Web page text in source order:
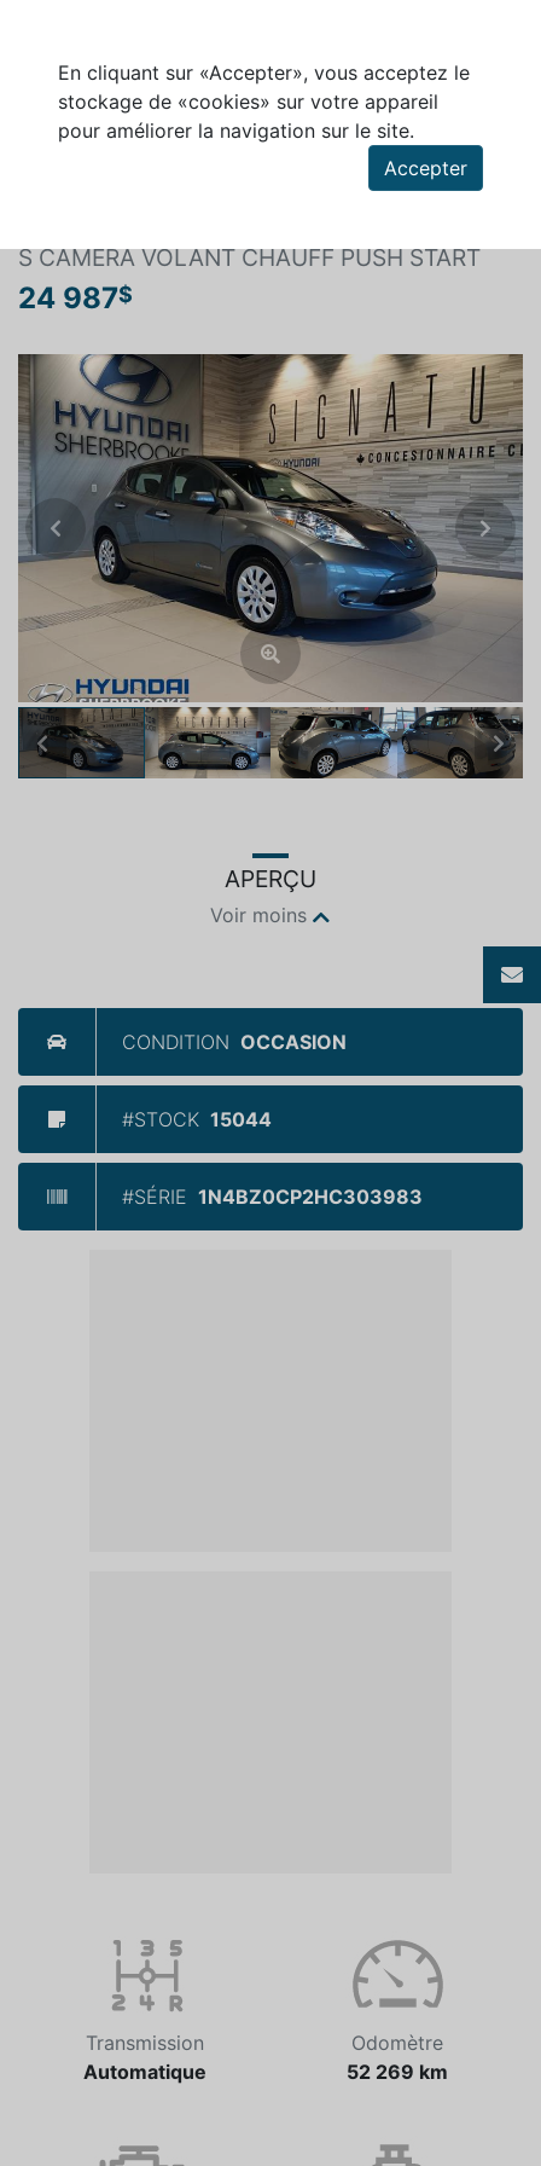
En cliquant sur «Accepter», vous acceptez le
stockage de «cookies» sur votre appareil
pour améliorer la navigation sur le site.
Accepter
S CAMERA VOLANT CHAUFF PUSH START
24 987$
Previous Next
Previous Next
APERÇU
Voir moins
CONDITION OCCASION
#STOCK 15044
#SÉRIE 1N4BZ0CP2HC303983
Transmission
Odomètre